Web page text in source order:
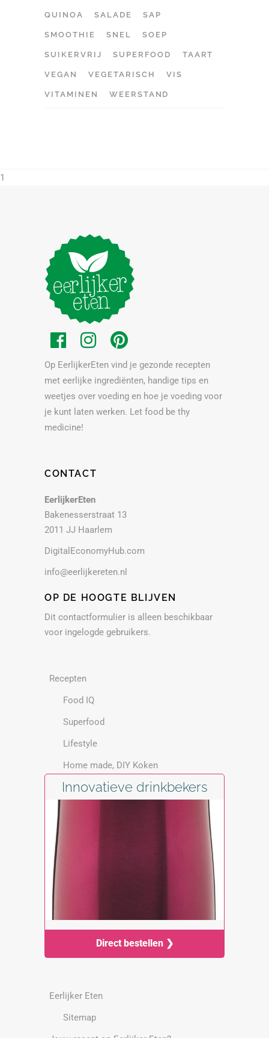
QUINOA SALADE SAP
SMOOTHIE SNEL SOEP
SUIKERVRIJ SUPERFOOD TAART
VEGAN VEGETARISCH VIS
VITAMINEN WEERSTAND
1
Op EerlijkerEten vind je gezonde recepten
met eerlijke ingrediënten, handige tips en
weetjes over voeding en hoe je voeding voor
je kunt laten werken. Let food be thy
medicine!
CONTACT
EerlijkerEten
Bakenesserstraat 13
2011 JJ Haarlem
DigitalEconomyHub.com
info@eerlijkereten.nl
OP DE HOOGTE BLIJVEN
Dit contactformulier is alleen beschikbaar
voor ingelogde gebruikers.
Recepten
Food IQ
Superfood
Lifestyle
Home made, DIY Koken
Innovatieve drinkbekers
Direct bestellen ❯
Eerlijker Eten
Sitemap